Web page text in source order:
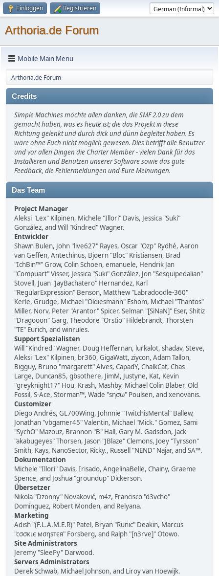
Einloggen Registrieren
Arthoria.de Forum
Mobile Main Menu
Arthoria.de Forum
Credits
Simple Machines möchte allen danken, die SMF 2.0 zu dem
gemacht haben, was es heute ist; die das Projekt in diese
Richtung gelenkt und durch dick und dünn begleitet haben. Es
wäre ohne Euch nicht möglich gewesen. Dies betrifft alle Benutzer
und vor allen Dingen die Charter Member - vielen Dank für das
Installieren und Benutzen unserer Software sowie das gute
Feedback, die Fehlermeldungen und Eure Meinungen.
Das Team
Project Manager
Aleksi "Lex" Kilpinen, Michele "Illori" Davis, Jessica "Suki"
González, and Will "Kindred" Wagner.
Entwickler
Shawn Bulen, John "live627" Rayes, Oscar "Ozp" Rydhé, Aaron
van Geffen, Antechinus, Bjoern "Bloc" Kristiansen, Brad
"IchBin™" Grow, Colin Schoen, emanuele, Hendrik Jan
"Compuart" Visser, Jessica "Suki" González, Jon "Sesquipedalian"
Stovell, Juan "JayBachatero" Hernandez, Karl
"RegularExpression" Benson, Matthew "Labradoodle-360"
Kerle, Grudge, Michael "Oldiesmann" Eshom, Michael "Thantos"
Miller, Norv, Peter "Arantor" Spicer, Selman "[SiNaN]" Eser, Shitiz
"Dragooon" Garg, Theodore "Orstio" Hildebrandt, Thorsten
"TE" Eurich, and winrules.
Support Spezialisten
Will "Kindred" Wagner, Doug Heffernan, lurkalot, shadav, Steve,
Aleksi "Lex" Kilpinen, br360, GigaWatt, ziycon, Adam Tallon,
Bigguy, Bruno "margarett" Alves, CapadY, ChalkCat, Chas
Large, Duncan85, gbsothere, JimM, Justyne, Kat, Kevin
"greyknight17" Hou, Krash, Mashby, Michael Colin Blaber, Old
Fossil, S-Ace, Storman™, Wade "sησω" Poulsen, and xenovanis.
Customizer
Diego Andrés, GL700Wing, Johnnie "TwitchisMental" Ballew,
Jonathan "vbgamer45" Valentin, Michael "Mick." Gomez, Sami
"SychO" Mazouz, Brannon "B" Hall, Gary M. Gadsdon, Jack
"akabugeyes" Thorsen, Jason "JBlaze" Clemons, Joey "Tyrsson"
Smith, Kays, NanoSector, Ricky., Russell "NEND" Najar, and SA™.
Dokumentation
Michele "Illori" Davis, Irisado, AngelinaBelle, Chainy, Graeme
Spence, and Joshua "groundup" Dickerson.
Übersetzer
Nikola "Dzonny" Novaković, m4z, Francisco "d3vcho"
Domínguez, Robert Monden, and Relyana.
Marketing
Adish "(F.L.A.M.E.R)" Patel, Bryan "Runic" Deakin, Marcus
"cσσкιє мσηѕтєя" Forsberg, and Ralph "[n3rve]" Otowo.
Site Administrators
Jeremy "SleePy" Darwood.
Servers Administrators
Derek Schwab, Michael Johnson, and Liroy van Hoewijk.